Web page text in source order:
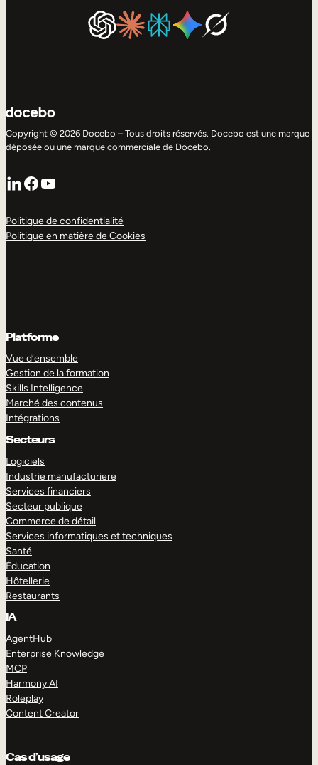
Copyright © 2026 Docebo – Tous droits réservés. Docebo est une marque
déposée ou une marque commerciale de Docebo.
LinkedIn
Facebook
YouTube
Politique de confidentialité
Politique en matière de Cookies
Platforme
Vue d’ensemble
Gestion de la formation
Skills Intelligence
Marché des contenus
Intégrations
Secteurs
Logiciels
Industrie manufacturiere
Services financiers
Secteur publique
Commerce de détail
Services informatiques et techniques
Santé
Éducation
Hôtellerie
Restaurants
IA
AgentHub
Enterprise Knowledge
MCP
Harmony AI
Roleplay
Content Creator
Cas d’usage